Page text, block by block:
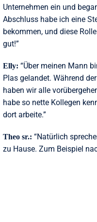
Unternehmen ein und
Abschluss habe ich eine
bekommen, und diese
gut!”
Elly: “Über meinen Mann
Plas gelandet. Während
haben wir alle
habe so nette Kollegen
dort arbeite.”
Theo sr.: “Natürlich
zu Hause. Zum Beispiel